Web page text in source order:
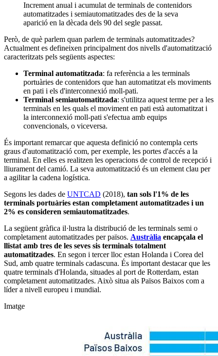
Increment anual i acumulat de terminals de contenidors
automatitzades i semiautomatitzades des de la seva
aparició en la dècada dels 90 del segle passat.
Però, de què parlem quan parlem de terminals automatitzades?
Actualment es defineixen principalment dos nivells d'automatització
caracteritzats pels següents aspectes:
Terminal automatitzada: fa referència a les terminals
portuàries de contenidors que han automatitzat els moviments
en pati i els d'interconnexió moll-pati.
Terminal semiautomatitzada: s'utilitza aquest terme per a les
terminals en les quals el moviment en pati està automatitzat i
la interconnexió moll-pati s'efectua amb equips
convencionals, o viceversa.
És important remarcar que aquesta definició no contempla certs
graus d'automatització com, per exemple, les portes d'accés a la
terminal. En elles es realitzen les operacions de control de recepció i
lliurament del camió. La seva automatització és un element clau per
a agilitar la cadena logística.
Segons les dades de UNTCAD (2018), tan sols l'1% de les
terminals portuàries estan completament automatitzades i un
2% es consideren semiautomatitzades.
La següent gràfica il·lustra la distribució de les terminals semi o
completament automatitzades per països. Austràlia encapçala el
llistat amb tres de les seves sis terminals totalment
automatitzades. En segon i tercer lloc estan Holanda i Corea del
Sud, amb quatre terminals cadascuna. És important destacar que les
quatre terminals d'Holanda, situades al port de Rotterdam, estan
completament automatitzades. Això situa als Països Baixos com a
líder a nivell europeu i mundial.
Imatge